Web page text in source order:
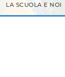
LA SCUOLA E NOI